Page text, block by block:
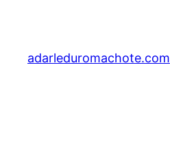
contenido
adarleduromachote.com